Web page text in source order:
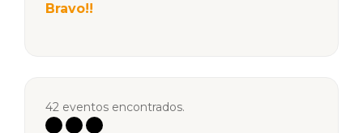
Bravo!!
42 eventos encontrados.